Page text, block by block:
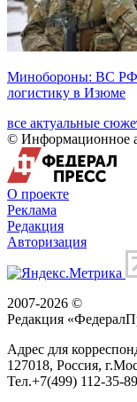
Минобороны: ВС РФ
логистику в Изюме
все актуальные
© Информационное
О проекте
Реклама
Редакция
Авторизация
2007-2026 ©
Редакция «
Адрес для
127018, Россия, г.
Тел.+7(499) 112-35-89